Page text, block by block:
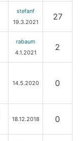
stefanf
19.3.2021
27
rabaum
4.1.2021
2
14.5.2020 0
18.12.2018 0